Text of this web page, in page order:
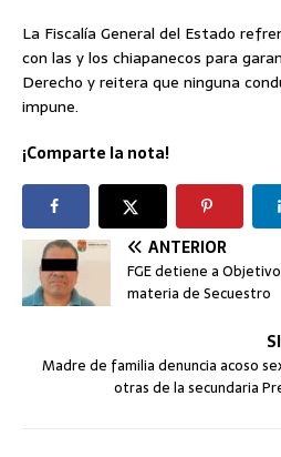
La Fiscalía General del Estado
con las y los chiapanecos para
Derecho y reitera que ninguna
impune.
¡Comparte la nota!
ANTERIOR
FGE detiene a
materia de Secuestro
Madre de familia denuncia acoso
otras de la secundaria